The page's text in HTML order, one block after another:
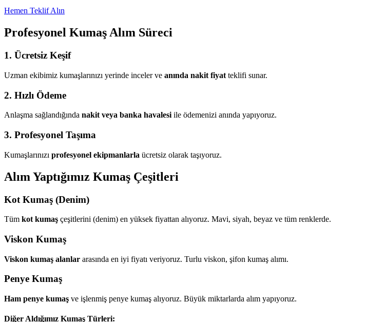
Hemen Teklif Alın
Profesyonel Kumaş Alım Süreci
1. Ücretsiz Keşif
Uzman ekibimiz kumaşlarınızı yerinde inceler ve anında nakit fiyat teklifi sunar.
2. Hızlı Ödeme
Anlaşma sağlandığında nakit veya banka havalesi ile ödemenizi anında yapıyoruz.
3. Profesyonel Taşıma
Kumaşlarınızı profesyonel ekipmanlarla ücretsiz olarak taşıyoruz.
Alım Yaptığımız Kumaş Çeşitleri
Kot Kumaş (Denim)
Tüm kot kumaş çeşitlerini (denim) en yüksek fiyattan alıyoruz. Mavi, siyah, beyaz ve tüm renklerde.
Viskon Kumaş
Viskon kumaş alanlar arasında en iyi fiyatı veriyoruz. Turlu viskon, şifon kumaş alımı.
Penye Kumaş
Ham penye kumaş ve işlenmiş penye kumaş alıyoruz. Büyük miktarlarda alım yapıyoruz.
Diğer Aldığımız Kumaş Türleri: